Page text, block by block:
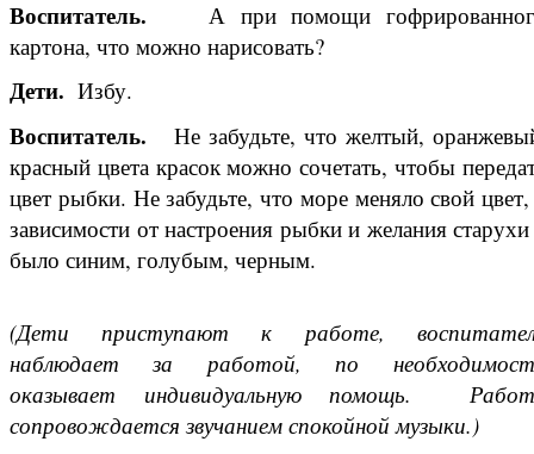
Воспитатель. А при помощи
картона, что можно нарисовать?
Дети. Избу.
Воспитатель. Не забудьте, что желтый,
красный цвета красок можно сочетать, чтобы
цвет рыбки. Не забудьте, что море меняло свой
зависимости от настроения рыбки и желания
было синим, голубым, черным.
(Дети приступают к работе,
наблюдает за работой, по
оказывает индивидуальную помощь.
сопровождается звучанием спокойной музыки.)